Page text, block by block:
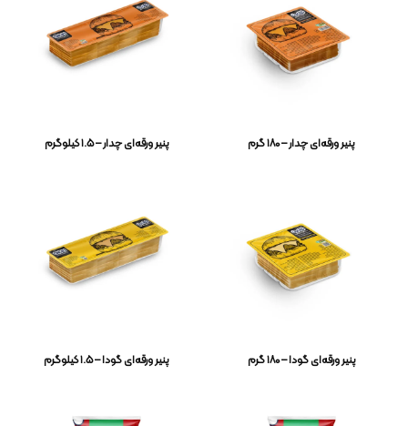
پنیر ورقه‌ای چدار – ۱۸۰ گرم پنیر ورقه‌ای چدار – ۱.۵ کیلوگرم
پنیر ورقه‌ای گودا – ۱۸۰ گرم پنیر ورقه‌ای گودا – ۱.۵ کیلوگرم